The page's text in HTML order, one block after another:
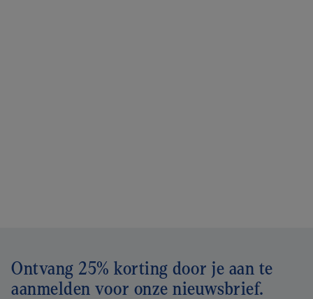
Ontvang 25% korting door je aan te
aanmelden voor onze nieuwsbrief.